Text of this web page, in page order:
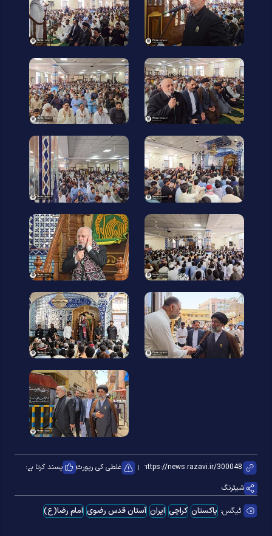
غلطی کی رپورٹ
پسند کرتا ہے:
شیئرنگ
ٹیگس: پاکستان کراچی ایران آستان قدس رضوی امام رضا(ع)